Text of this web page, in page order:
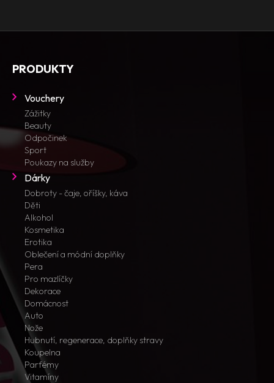
PRODUKTY
Vouchery
Zážitky
Beauty
Odpočinek
Sport
Poukazy na služby
Dárky
Dobroty - čaje, oříšky, káva
Děti
Alkohol
Kosmetika
Erotika
Oblečení a módní doplňky
Pera
Pro mazlíčky
Dekorace
Domácnost
Auto
Nože
Hubnutí, regenerace, doplňky stravy
Koupelna
Parfémy
Vitamíny